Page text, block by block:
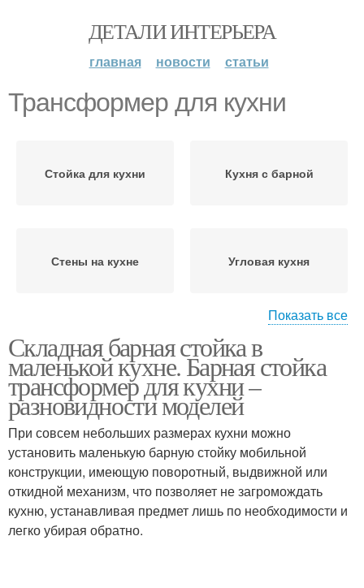
ДЕТАЛИ ИНТЕРЬЕРА
главная новости статьи
Трансформер для кухни
Стойка для кухни Кухня с барной
Стены на кухне Угловая кухня
Стойка на кухне Стойки для кухни
Показать все
Складная барная стойка в
маленькой кухне. Барная стойка
трансформер для кухни –
разновидности моделей
При совсем небольших размерах кухни можно
установить маленькую барную стойку мобильной
конструкции, имеющую поворотный, выдвижной или
откидной механизм, что позволяет не загромождать
кухню, устанавливая предмет лишь по необходимости и
легко убирая обратно.